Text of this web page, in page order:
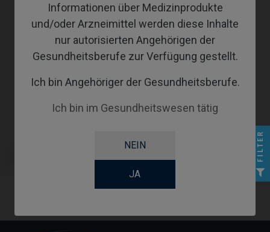
Informationen über Medizinprodukte
und/oder Arzneimittel werden diese Inhalte
nur autorisierten Angehörigen der
Gesundheitsberufe zur Verfügung gestellt.
Ich bin Angehöriger der Gesundheitsberufe.
Ich bin im Gesundheitswesen tätig
NEIN
JA
BioHorizons® Tapered Internal®
FILTER